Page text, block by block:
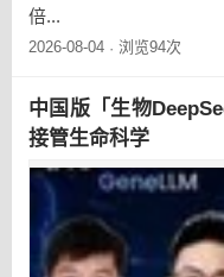
倍...
2026-08-04 · 浏览94次
中国版「生物
接管生命科学